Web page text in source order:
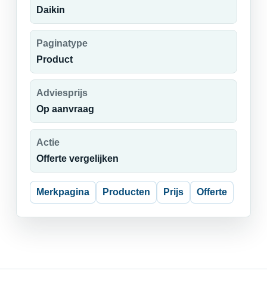
Daikin
Paginatype
Product
Adviesprijs
Op aanvraag
Actie
Offerte vergelijken
Merkpagina Producten Prijs Offerte